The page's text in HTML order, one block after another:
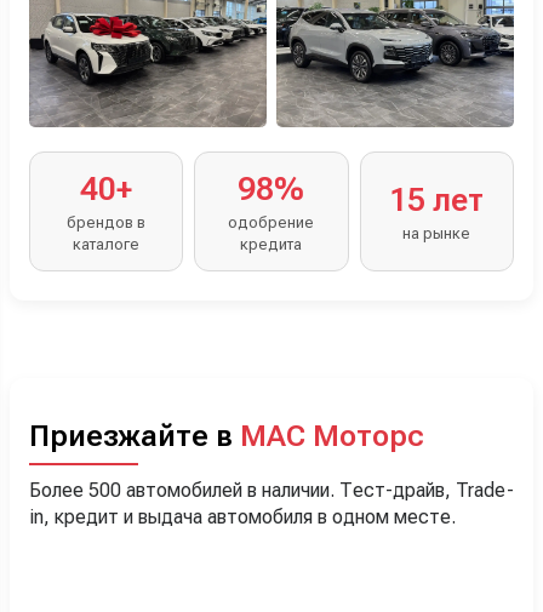
40+
брендов в
каталоге
98%
одобрение
кредита
15 лет
на рынке
Приезжайте в МАС Моторс
Более 500 автомобилей в наличии. Тест-драйв, Trade-
in, кредит и выдача автомобиля в одном месте.